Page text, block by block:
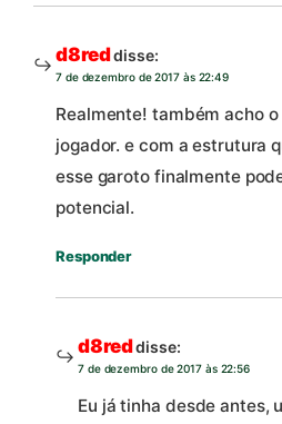
d8reddisse:
7 de dezembro de 2017 às 22:49
Realmente! também acho
jogador. e com a estrutura
esse garoto finalmente
potencial.
Responder
d8reddisse:
7 de dezembro de 2017 às 22:56
Eu já tinha desde antes,